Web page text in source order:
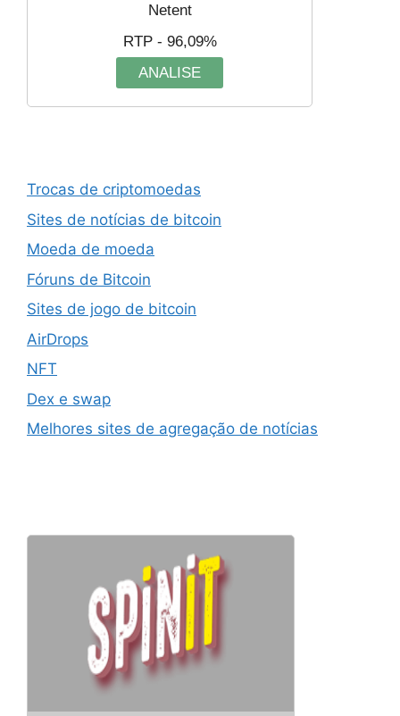
Netent
RTP - 96,09%
ANALISE
Trocas de criptomoedas
Sites de notícias de bitcoin
Moeda de moeda
Fóruns de Bitcoin
Sites de jogo de bitcoin
AirDrops
NFT
Dex e swap
Melhores sites de agregação de notícias